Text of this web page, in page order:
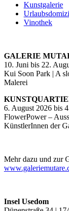
Kunstgalerie
Vinothek
GALERIE
10. Juni bis 22.
Kui Soon Park | A
Malerei
6. August 2026 bis
FlowerPower –
KünstlerInnen der
Mehr dazu und zur
Insel Usedom